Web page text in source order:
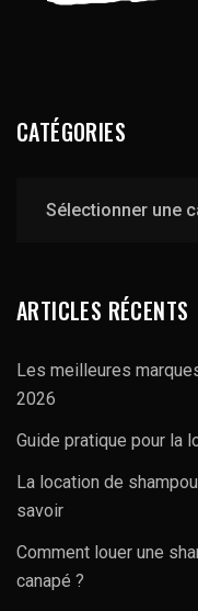
CATÉGORIES
ARTICLES RÉCENTS
Les meilleures
2026
Guide pratique pour la
La location de
savoir
Comment louer une
canapé ?